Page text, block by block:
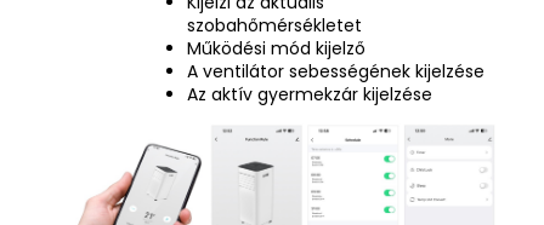
szobahőmérsékletet
Működési mód kijelző
A ventilátor sebességének kijelzése
Az aktív gyermekzár kijelzése